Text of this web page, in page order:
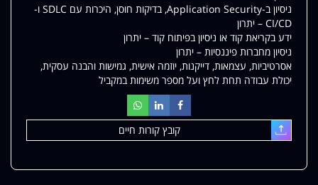
ניסיון ב-Application Security, בדיקות חוסן, היכרות עם SDLC ו-
CI/CD – יתרון
ידע בקריאת קוד או ניסיון בפיתוח קוד – יתרון
ניסיון מחברות פיננסיות – יתרון
אסרטיביות, עצמאות, דייקנות, יוזמה אישית, גמישות והבנה עסקית,
יכולת עבודה תחת לחץ ועל מספר משימות במקביל
עלאת
קובץ קורות חיים